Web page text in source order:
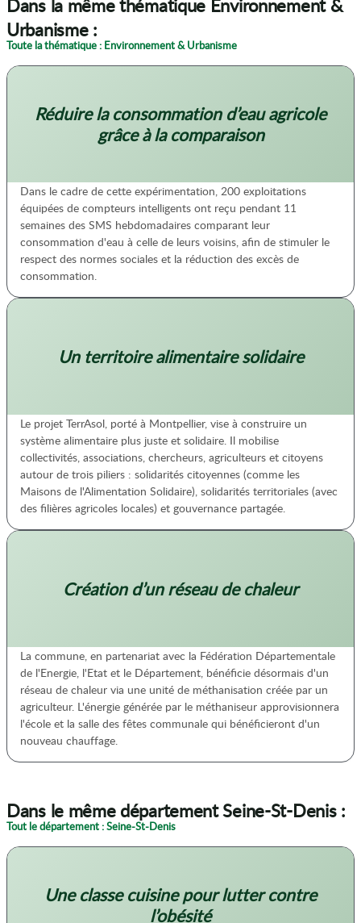
Dans la même thématique Environnement &
Urbanisme :
Toute la thématique : Environnement & Urbanisme
Réduire la consommation d’eau agricole
grâce à la comparaison
Dans le cadre de cette expérimentation, 200 exploitations
équipées de compteurs intelligents ont reçu pendant 11
semaines des SMS hebdomadaires comparant leur
consommation d'eau à celle de leurs voisins, afin de stimuler le
respect des normes sociales et la réduction des excès de
consommation.
Un territoire alimentaire solidaire
Le projet TerrAsol, porté à Montpellier, vise à construire un
système alimentaire plus juste et solidaire. Il mobilise
collectivités, associations, chercheurs, agriculteurs et citoyens
autour de trois piliers : solidarités citoyennes (comme les
Maisons de l'Alimentation Solidaire), solidarités territoriales (avec
des filières agricoles locales) et gouvernance partagée.
Création d’un réseau de chaleur
La commune, en partenariat avec la Fédération Départementale
de l'Energie, l'Etat et le Département, bénéficie désormais d'un
réseau de chaleur via une unité de méthanisation créée par un
agriculteur. L'énergie générée par le méthaniseur approvisionnera
l'école et la salle des fêtes communale qui bénéficieront d'un
nouveau chauffage.
Dans le même département Seine-St-Denis :
Tout le département : Seine-St-Denis
Une classe cuisine pour lutter contre
l’obésité